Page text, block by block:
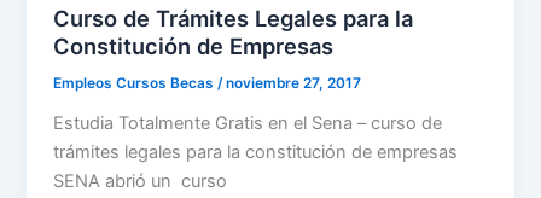
Curso de Trámites Legales para la
Constitución de Empresas
Empleos Cursos Becas /noviembre 27, 2017
Estudia Totalmente Gratis en el Sena – curso de
trámites legales para la constitución de empresas
SENA abrió un curso